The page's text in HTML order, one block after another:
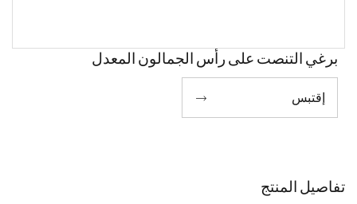
برغي التنصت على رأس الجمالون المعدل
إقتبس 
تفاصيل المنتج